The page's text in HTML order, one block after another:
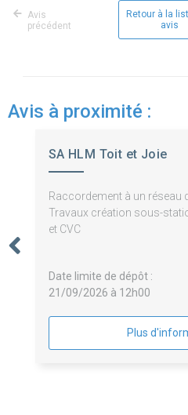
Avis
précédent
Retour à la
avis
Avis à proximité :
SA HLM Toit et Joie
Raccordement à un réseau
Travaux création sous-
et CVC
Date limite de dépôt :
21/09/2026 à 12h00
Plus